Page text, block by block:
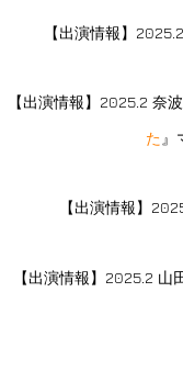
【出演情報】
【出演情報】2025.2 奈
た 』
【出演情報】
【出演情報】2025.2